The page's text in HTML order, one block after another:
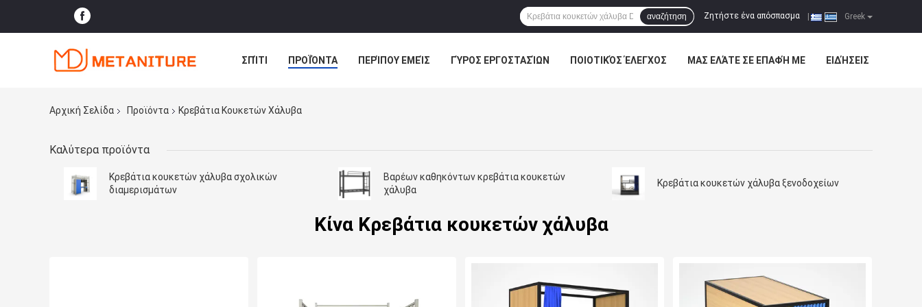
Greek
Ζητήστε ένα απόσπασμα
αναζήτηση
ΣΠΊΤΙ ΠΡΟΪΌΝΤΑ ΠΕΡΊΠΟΥ ΕΜΕΊΣ ΓΎΡΟΣ ΕΡΓΟΣΤΑΣΊΩΝ ΠΟΙΟΤΙΚΌΣ ΈΛΕΓΧΟΣ ΜΑΣ ΕΛΆΤΕ ΣΕ ΕΠΑΦΉ ΜΕ ΕΙΔΉΣΕΙΣ
Αρχική Σελίδα
Προϊόντα Κρεβάτια Κουκετών Χάλυβα
Καλύτερα προϊόντα
Κρεβάτια κουκετών χάλυβα σχολικών
διαμερισμάτων
Βαρέων καθηκόντων κρεβάτια κουκετών
χάλυβα
Κρεβάτια κουκετών χάλυβα ξενοδοχείων
Κίνα Κρεβάτια κουκετών χάλυβα